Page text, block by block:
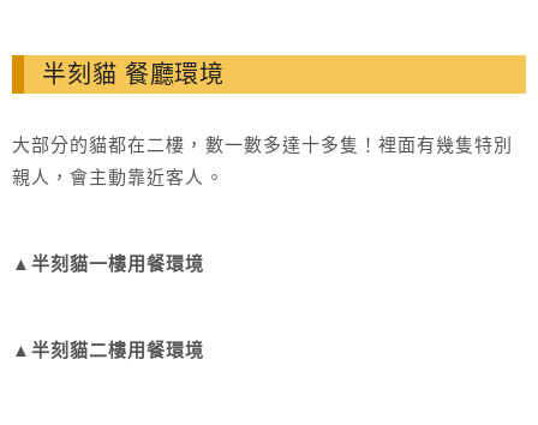
半刻貓 餐廳環境
大部分的貓都在二樓，數一數多達十多隻！裡面有幾隻特別
親人，會主動靠近客人。
▲半刻貓一樓用餐環境
▲半刻貓二樓用餐環境